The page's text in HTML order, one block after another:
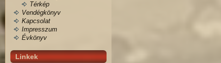
Térkép
Vendégkönyv
Kapcsolat
Impresszum
Évkönyv
Linkek